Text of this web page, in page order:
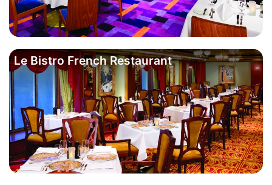
Le Bistro French Restaurant